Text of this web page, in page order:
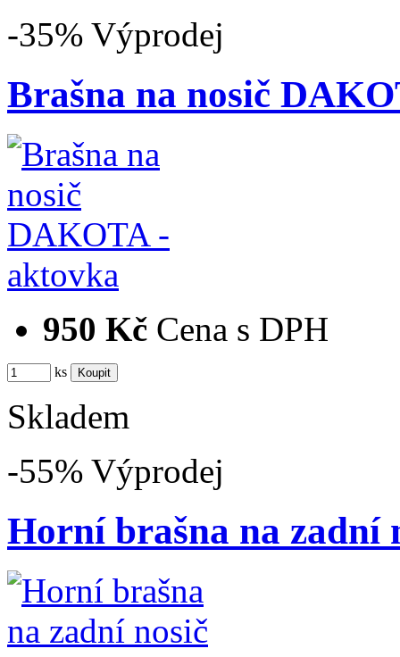
-35% Výprodej
Brašna na nosič
950 Kč Cena s DPH
ks
Skladem
-55% Výprodej
Horní brašna na zadní